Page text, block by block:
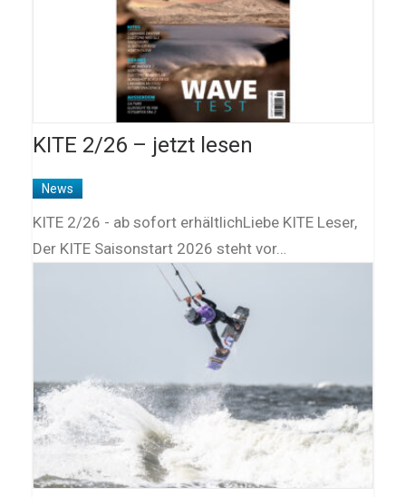
KITE 2/26 – jetzt lesen
News
KITE 2/26 - ab sofort erhältlichLiebe KITE Leser,
Der KITE Saisonstart 2026 steht vor…